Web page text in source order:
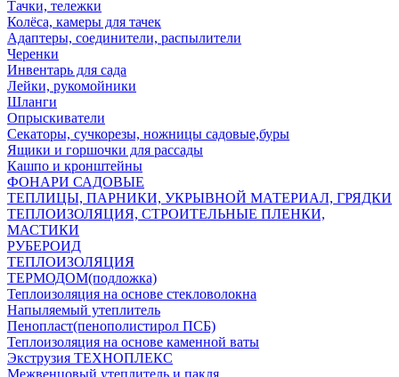
Тачки, тележки
Колёса, камеры для тачек
Адаптеры, соединители, распылители
Черенки
Инвентарь для сада
Лейки, рукомойники
Шланги
Опрыскиватели
Секаторы, сучкорезы, ножницы садовые,буры
Ящики и горшочки для рассады
Кашпо и кронштейны
ФОНАРИ САДОВЫЕ
ТЕПЛИЦЫ, ПАРНИКИ, УКРЫВНОЙ МАТЕРИАЛ, ГРЯДКИ
ТЕПЛОИЗОЛЯЦИЯ, СТРОИТЕЛЬНЫЕ ПЛЕНКИ,
МАСТИКИ
РУБЕРОИД
ТЕПЛОИЗОЛЯЦИЯ
ТЕРМОДОМ(подложка)
Теплоизоляция на основе стекловолокна
Напыляемый утеплитель
Пенопласт(пенополистирол ПСБ)
Теплоизоляция на основе каменной ваты
Экструзия ТЕХНОПЛЕКС
Межвенцовый утеплитель и пакля